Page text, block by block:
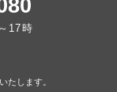
17時
たします。